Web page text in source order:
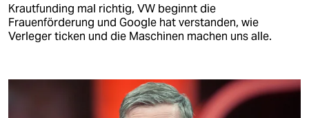
Krautfunding mal richtig, VW beginnt die
Frauenförderung und Google hat verstanden, wie
Verleger ticken und die Maschinen machen uns alle.